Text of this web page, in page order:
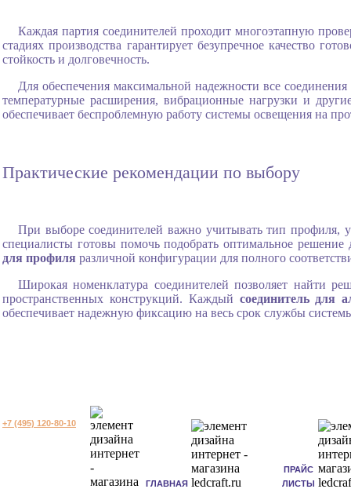
Каждая партия соединителей проходит многоэтапную
стадиях производства гарантирует безупречное качество
стойкость и долговечность.
Для обеспечения максимальной надежности все
температурные расширения, вибрационные нагрузки и
обеспечивает беспроблемную работу системы освещения на
Практические рекомендации по выбору
При выборе соединителей важно учитывать тип профиля,
специалисты готовы помочь подобрать оптимальное
для профиля различной конфигурации для полного
Широкая номенклатура соединителей позволяет найти
пространственных конструкций. Каждый соединитель для
обеспечивает надежную фиксацию на весь срок службы
+7 (495) 120-80-10
ГЛАВНАЯ
ПРАЙС
ЛИСТЫ